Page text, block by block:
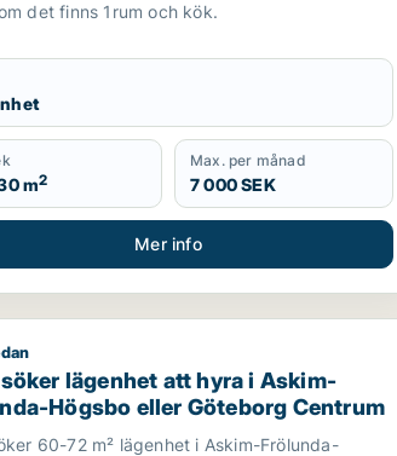
det finns 1rum och kök.
m2
Max. per månad
7 000 SEK
Mer info
Högsbo eller Örgryte-Härlanda
lägenhet att hyra i Askim-Frölunda-
lägenhet att hyra i Askim-
Högsbo eller Göteborg Centrum
60-72 m² lägenhet i Askim-Frölunda-